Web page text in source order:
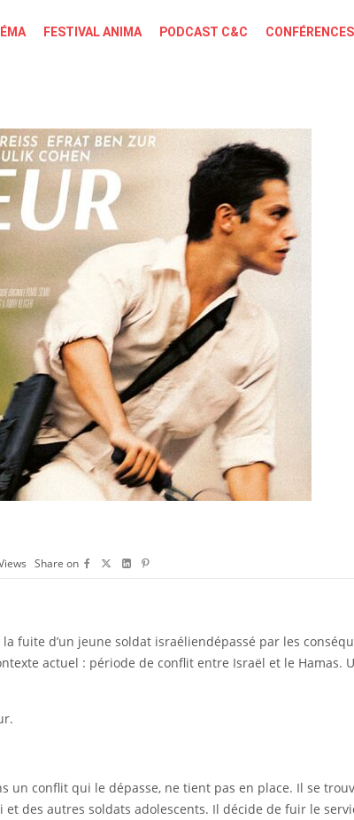
FESTIVAL ANIMA PODCAST C&C
Share on
fuite d’un jeune soldat israéliendépassé par les
actuel : période de conflit entre Israël et le Hamas.
un conflit qui le dépasse, ne tient pas en place. Il se
des autres soldats adolescents. Il décide de fuir le